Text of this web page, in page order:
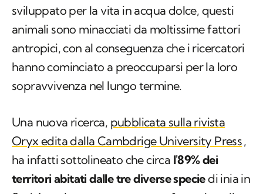
sviluppato per la vita in acqua dolce, questi
animali sono minacciati da moltissime fattori
antropici, con al conseguenza che i ricercatori
hanno cominciato a preoccuparsi per la loro
sopravvivenza nel lungo termine.
Una nuova ricerca, pubblicata sulla rivista
Oryxedita dalla Cambdrige University Press,
ha infatti sottolineato che circa l'89% dei
territori abitati dalle tre diverse speciedi inia in